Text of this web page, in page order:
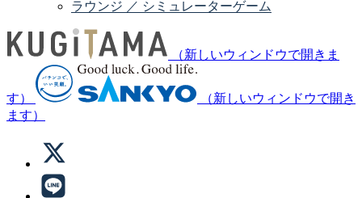
ラウンジ ／ シミュレーターゲーム
（新しいウィンドウで開きま
す）
（新しいウィンドウで開き
ます）